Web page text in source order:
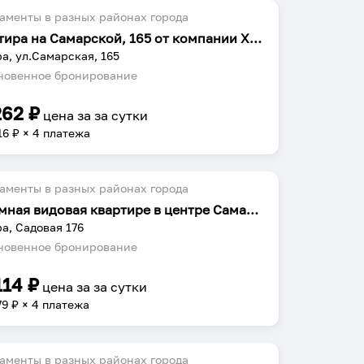
в разных районах города
Квартира на Самарской, 165 от компании Хоум Отель Самара
ул.Самарская, 165
бронирование
₽ цена заза сутки
₽ × 4 платежа
в разных районах города
Огромная видовая квартире в центре Самары до 10 гостей
Садовая 176
бронирование
₽ цена заза сутки
₽ × 4 платежа
в разных районах города